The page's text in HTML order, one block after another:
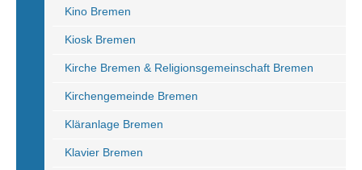
Kino Bremen
Kiosk Bremen
Kirche Bremen & Religionsgemeinschaft Bremen
Kirchengemeinde Bremen
Kläranlage Bremen
Klavier Bremen